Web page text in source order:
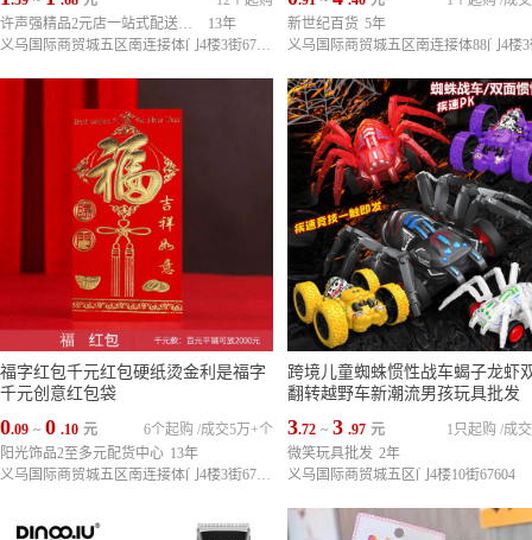
许声强精品2元店一站式配送中心
13年
义乌国际商贸城五区南连接体门4楼3街67239
新世纪百货 5年
福字红包千元红包硬纸烫金利是福字
千元创意红包袋
0.09 ~ 0 .10 元 成交5万+个
6个起购 /
阳光饰品2至多元配货中心 13年
义乌国际商贸城五区南连接体门4楼3街67245
跨境儿童蜘蛛惯性战车蝎子龙虾
翻转越野车新潮流男孩玩具批发
3.72 ~ 3 .97 元 成
1只起购 /
微笑玩具批发 2年
义乌国际商贸城五区门4楼10街67604